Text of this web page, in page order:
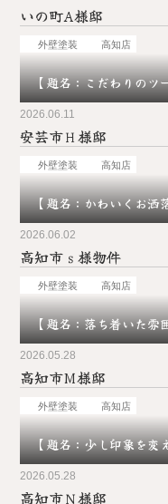
いの町A様邸
外壁塗装 高知店
【題名：こだわりのツ
2026.06.11
安芸市Ｈ様邸
外壁塗装 高知店
【題名：かわいくお洒
2026.06.02
高知市ｓ様物件
外壁塗装 高知店
【題名：落ち着いた
2026.05.28
高知市M様邸
外壁塗装 高知店
【題名：少し印象を
2026.05.28
高知市Ｎ様邸
施工実績
ココだけの話
店舗
お問い合わせ